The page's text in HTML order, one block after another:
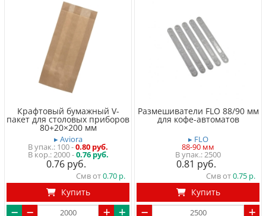
Крафтовый бумажный V-
пакет для столовых приборов
80+20×200 мм
▸ Aviora
100-0.80 руб.
2000 -0.76 руб.
0.76
Смв от0.70
Купить
Размешиватели FLO 88/90 мм
для кофе-автоматов
▸ FLO
88-90 мм
2500
0.81
Смв от0.75
Купить